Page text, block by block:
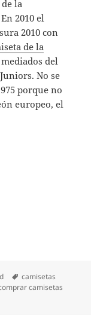
la
2010 el
2010 con
de la
del
No se
porque no
europeo, el
Etiquetas
camisetas
camisetas